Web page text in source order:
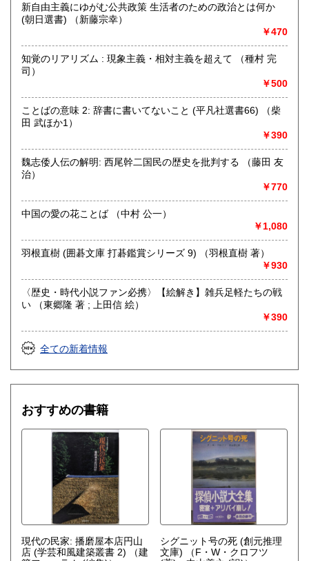
取り扱い分野
国書、サブカルチャー、古書一般（その他）
オールジャンル
新自由主義にゆがむ公共政策 生活者のための政治とは何か
(朝日選書) （新藤宗幸）
￥470
知覚のリアリズム : 現象主義・相対主義を超えて （種村 完
司）
￥500
ことばの意味 2: 辞書に書いてないこと (平凡社選書66) （柴
田 武ほか1）
￥390
魏志倭人伝の解明: 西尾幹二国民の歴史を批判する （藤田 友
治）
￥770
中国の愛の花ことば （中村 公一）
￥1,080
羽根直樹 (囲碁文庫 打碁鑑賞シリーズ 9) （羽根直樹 著）
￥930
〈歴史・時代小説ファン必携〉【絵解き】雑兵足軽たちの戦
い （東郷隆 著 ; 上田信 絵）
￥390
全ての新着情報
おすすめの書籍
現代の民家: 播磨屋本店円山
店 (学芸和風建築叢書 2)
（建
シグニット号の死 (創元推理
文庫)
（F・W・クロフツ